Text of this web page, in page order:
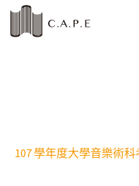
107 學年度大學音樂術